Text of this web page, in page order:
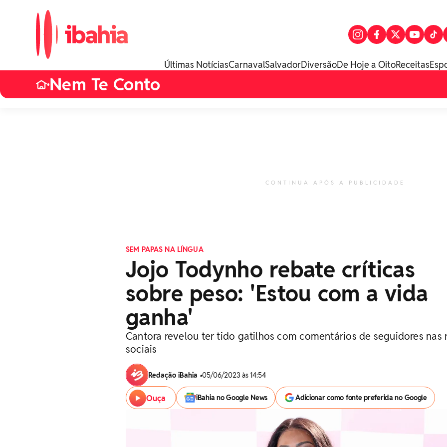
Últimas NotíciasCarnavalSalvadorDiversãoDe Hoje a OitoReceitas
•Nem Te Conto
CONTINUA APÓS A PUBLICIDADE
SEM PAPAS NA LÍNGUA
Jojo Todynho rebate críticas
sobre peso: 'Estou com a vida
ganha'
Cantora revelou ter tido gatilhos com comentários de seguidores nas
sociais
Redação iBahia •05/06/2023 às 14:54
Ouça iBahia no Google News Adicionar como fonte preferida no Google